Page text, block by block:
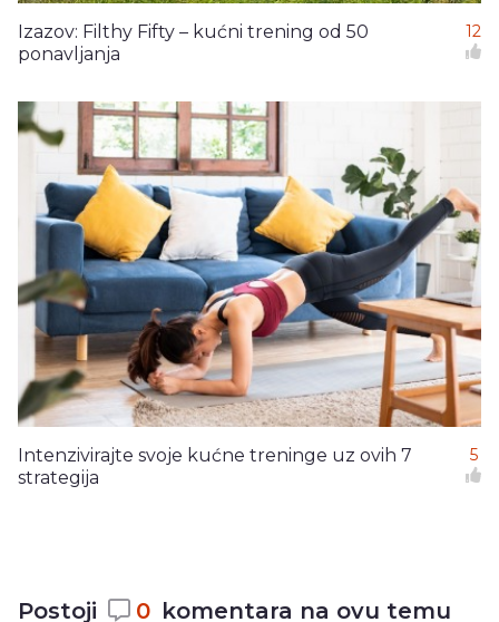
Izazov: Filthy Fifty – kućni trening od 50
ponavljanja
12
Intenzivirajte svoje kućne treninge uz ovih 7
strategija
5
Postoji 0 komentara na ovu temu